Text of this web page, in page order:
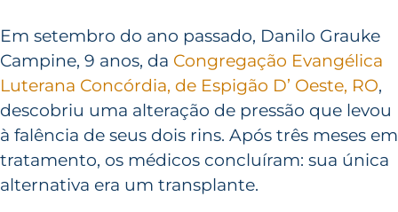
Em setembro do ano passado, Danilo Grauke
Campine, 9 anos, da Congregação Evangélica
Luterana Concórdia, de Espigão D’ Oeste, RO,
descobriu uma alteração de pressão que levou
à falência de seus dois rins. Após três meses em
tratamento, os médicos concluíram: sua única
alternativa era um transplante.